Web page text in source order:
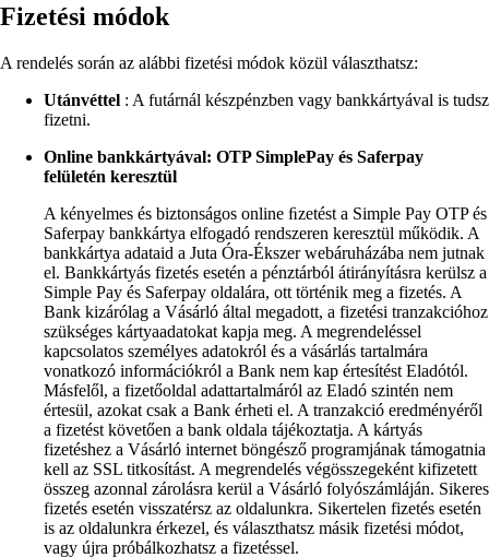
Fizetési módok
A rendelés során az alábbi fizetési módok közül választhatsz:
Utánvéttel : A futárnál készpénzben vagy bankkártyával is tudsz
fizetni.
Online bankkártyával: OTP SimplePay és Saferpay
felületén keresztül
A kényelmes és biztonságos online ﬁzetést a Simple Pay OTP és
Saferpay bankkártya elfogadó rendszeren keresztül működik. A
bankkártya adataid a Juta Óra-Ékszer webáruházába nem jutnak
el. Bankkártyás fizetés esetén a pénztárból átirányításra kerülsz a
Simple Pay és Saferpay oldalára, ott történik meg a fizetés. A
Bank kizárólag a Vásárló által megadott, a fizetési tranzakcióhoz
szükséges kártyaadatokat kapja meg. A megrendeléssel
kapcsolatos személyes adatokról és a vásárlás tartalmára
vonatkozó információkról a Bank nem kap értesítést Eladótól.
Másfelől, a fizetőoldal adattartalmáról az Eladó szintén nem
értesül, azokat csak a Bank érheti el. A tranzakció eredményéről
a fizetést követően a bank oldala tájékoztatja. A kártyás
fizetéshez a Vásárló internet böngésző programjának támogatnia
kell az SSL titkosítást. A megrendelés végösszegeként kifizetett
összeg azonnal zárolásra kerül a Vásárló folyószámláján. Sikeres
fizetés esetén visszatérsz az oldalunkra. Sikertelen fizetés esetén
is az oldalunkra érkezel, és választhatsz másik fizetési módot,
vagy újra próbálkozhatsz a fizetéssel.